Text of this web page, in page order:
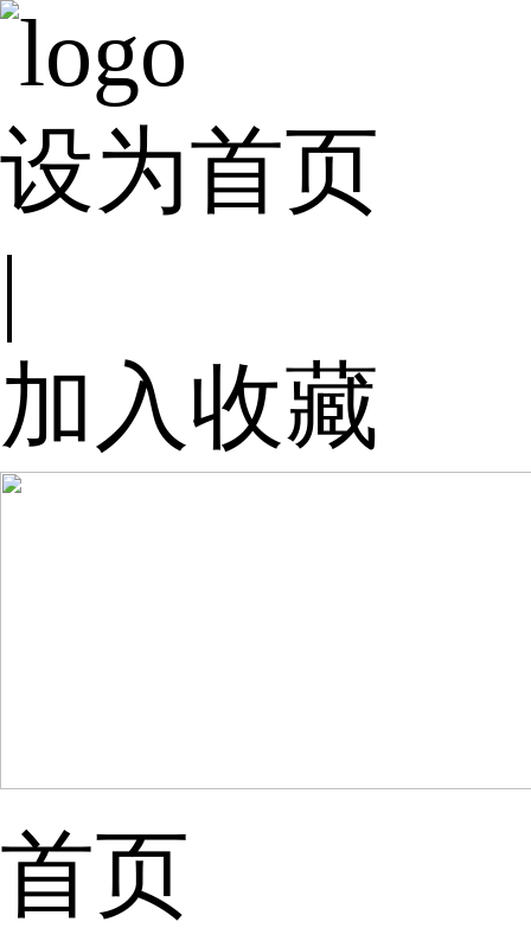
设为首页
|
加入收藏
首页